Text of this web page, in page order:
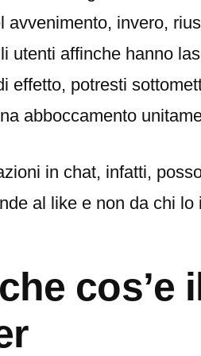
avvenimento, invero,
utenti affinche hanno
effetto, potresti
abboccamento
in chat, infatti,
al like e non da chi
cos’e